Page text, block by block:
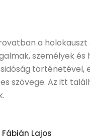
a
személyek
szövege. Az itt
Fábián Lajos